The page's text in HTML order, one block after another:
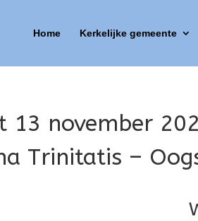
Home Kerkelijke gemeente
13 november
Trinitatis –